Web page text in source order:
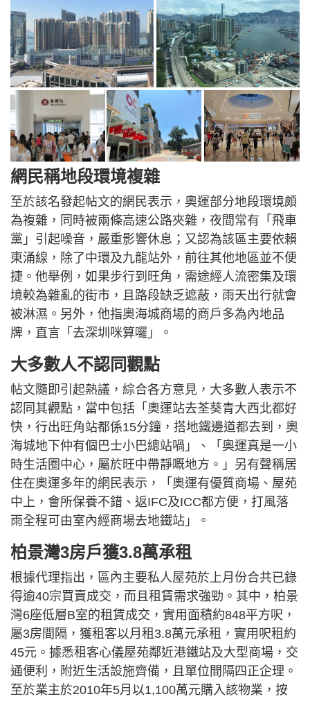
網民稱地段環境複雜
至於該名發起帖文的網民表示，奧運部分地段環境頗
為複雜，同時被兩條高速公路夾雜，夜間常有「飛車
黨」引起噪音，嚴重影響休息；又認為該區主要依賴
東涌線，除了中環及九龍站外，前往其他地區並不便
捷。他舉例，如果步行到旺角，需途經人流密集及環
境較為雜亂的街市，且路段缺乏遮蔽，雨天出行就會
被淋濕。另外，他指奧海城商場的商戶多為內地品
牌，直言「去深圳咪算囉」。
大多數人不認同觀點
帖文隨即引起熱議，綜合各方意見，大多數人表示不
認同其觀點，當中包括「奧運站去荃葵青大西北都好
快，行出旺角站都係15分鐘，搭地鐵邊道都去到，奧
海城地下仲有個巴士小巴總站喎」、「奧運真是一小
時生活圈中心，屬於旺中帶靜嘅地方。」另有聲稱居
住在奧運多年的網民表示，「奧運有優質商場、屋苑
中上，會所保養不錯、返IFC及ICC都方便，打風落
雨全程可由室內經商場去地鐵站」。
柏景灣3房戶獲3.8萬承租
根據代理指出，區內主要私人屋苑於上月份合共已錄
得逾40宗買賣成交，而且租賃需求強勁。其中，柏景
灣6座低層B室的租賃成交，實用面積約848平方呎，
屬3房間隔，獲租客以月租3.8萬元承租，實用呎租約
45元。據悉租客心儀屋苑鄰近港鐵站及大型商場，交
通便利，附近生活設施齊備，且單位間隔四正企理。
至於業主於2010年5月以1,100萬元購入該物業，按